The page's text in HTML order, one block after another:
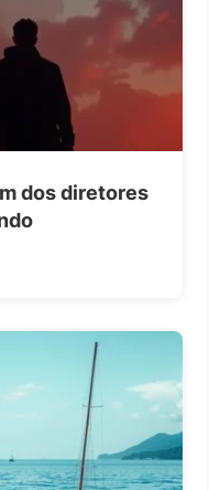
dos diretores